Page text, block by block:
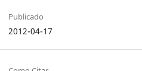
Publicado
2012-04-17